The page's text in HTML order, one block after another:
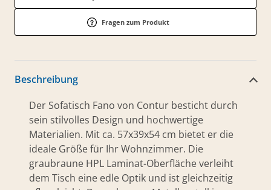
Fragen zum Produkt
Beschreibung
Der Sofatisch Fano von Contur besticht durch
sein stilvolles Design und hochwertige
Materialien. Mit ca. 57x39x54 cm bietet er die
ideale Größe für Ihr Wohnzimmer. Die
graubraune HPL Laminat-Oberfläche verleiht
dem Tisch eine edle Optik und ist gleichzeitig